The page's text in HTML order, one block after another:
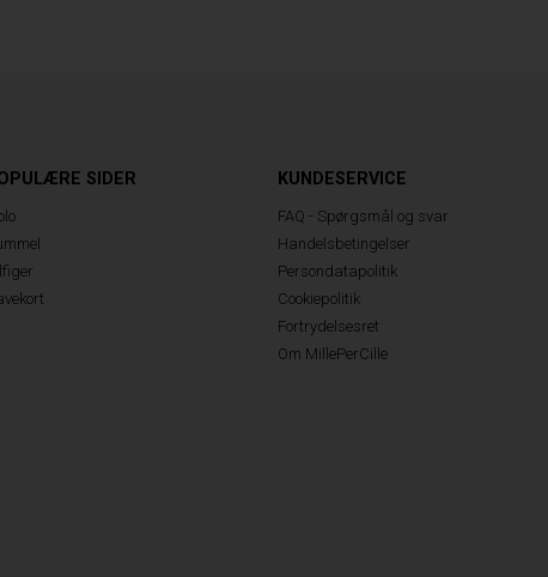
SIDER KUNDESERVICE
FAQ - Spørgsmål og svar
Handelsbetingelser
Persondatapolitik
Cookiepolitik
Fortrydelsesret
Om MillePerCille